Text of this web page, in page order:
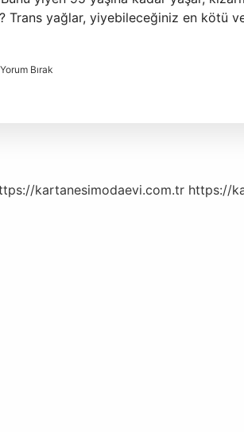
Trans yağlar, yiyebileceğiniz en kötü
Yorum Bırak
kartanesimodaevi.com.tr https://